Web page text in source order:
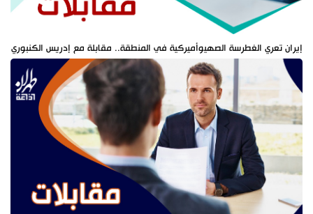
إيران تعري الغطرسة الصهيوأميركية في المنطقة.. مقابلة مع إدريس الكنبوري